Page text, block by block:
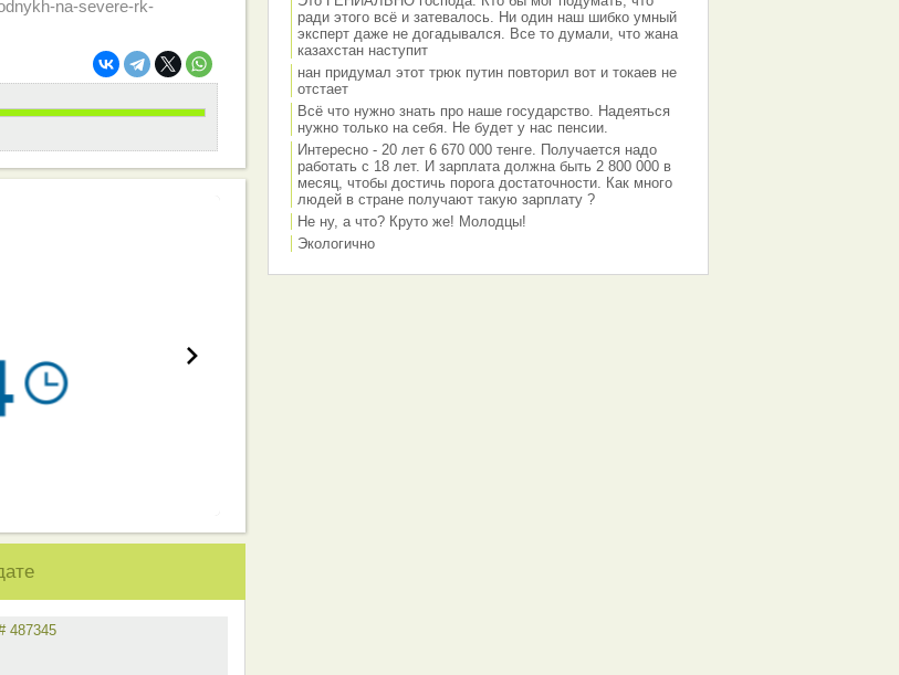
na-severe-rk-
487345
ради этого всё и затевалось. Ни один наш шибко умный
эксперт даже не догадывался. Все то думали, что жана
казахстан наступит
нан придумал этот трюк путин повторил вот и токаев не
отстает
Всё что нужно знать про наше государство. Надеяться
нужно только на себя. Не будет у нас пенсии.
Интересно - 20 лет 6 670 000 тенге. Получается надо
работать с 18 лет. И зарплата должна быть 2 800 000 в
месяц, чтобы достичь порога достаточности. Как много
людей в стране получают такую зарплату ?
Не ну, а что? Круто же! Молодцы!
Экологично